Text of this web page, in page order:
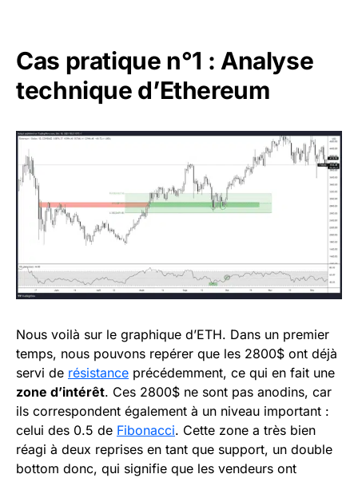
Cas pratique n°1 : Analyse
technique d’Ethereum
Nous voilà sur le graphique d’ETH. Dans un premier
temps, nous pouvons repérer que les 2800$ ont déjà
servi de résistance précédemment, ce qui en fait une
zone d’intérêt. Ces 2800$ ne sont pas anodins, car
ils correspondent également à un niveau important :
celui des 0.5 de Fibonacci. Cette zone a très bien
réagi à deux reprises en tant que support, un double
bottom donc, qui signifie que les vendeurs ont